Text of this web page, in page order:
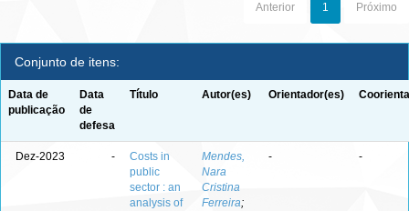
Anterior 1 Próximo
Conjunto de itens:
Data de
publicação
Data
de
defesa
Título Autor(es) Orientador(es)
Dez-2023 -
Costs in
public
sector : an
analysis of
Mendes,
Nara
Cristina
Ferreira;
- -